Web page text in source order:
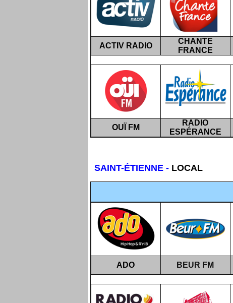
ACTIV RADIO
CHANTE
FRANCE
OUÏ FM
RADIO
ESPÉRANCE
SAINT-ÉTIENNE- LOCAL
ADO BEUR FM